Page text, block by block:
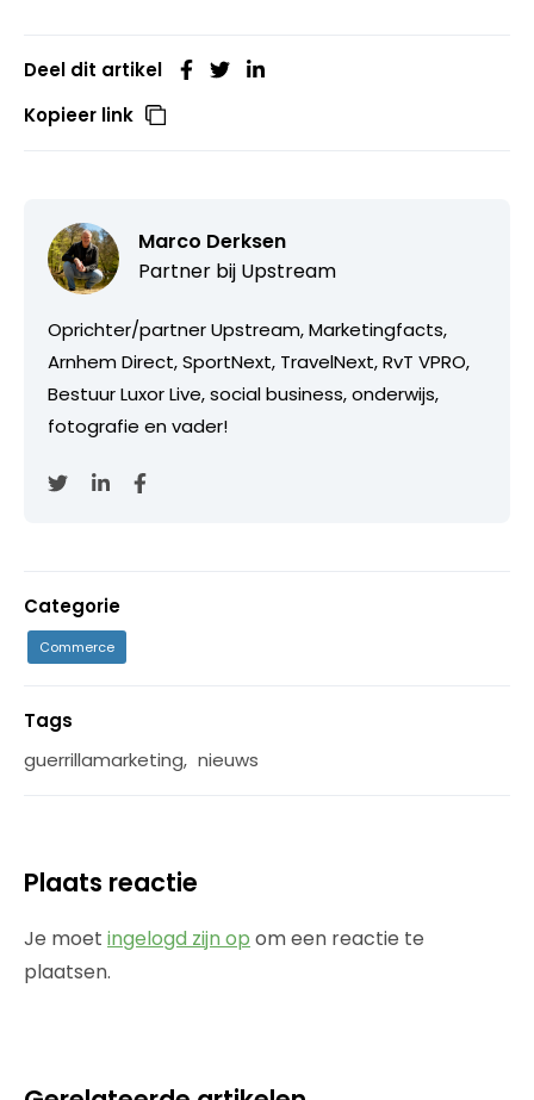
Deel dit artikel
Kopieer link
Marco Derksen
Partner bij Upstream
Oprichter/partner Upstream, Marketingfacts,
Arnhem Direct, SportNext, TravelNext, RvT VPRO,
Bestuur Luxor Live, social business, onderwijs,
fotografie en vader!
Categorie
Commerce
Tags
guerrillamarketing, nieuws
Plaats reactie
Je moet ingelogd zijn op om een reactie te
plaatsen.